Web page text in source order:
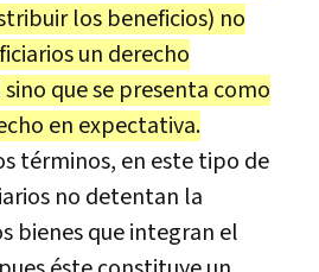
los beneficios) no
un derecho
que se presenta como
en expectativa.
términos, en este tipo de
no detentan la
bienes que integran el